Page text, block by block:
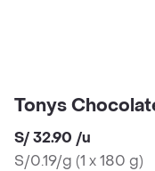
Tonys
S/ 32.90 /u
S/0.19/g (1 x 180 g)